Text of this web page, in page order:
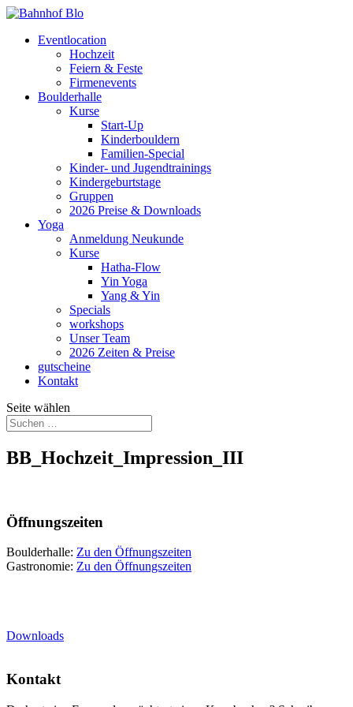
Eventlocation
Hochzeit
Feiern & Feste
Firmenevents
Boulderhalle
Kurse
Start-Up
Kinderbouldern
Familien-Special
Kinder- und Jugendtrainings
Kindergeburtstage
Gruppen
2026 Preise & Downloads
Yoga
Anmeldung Neukunde
Kurse
Hatha-Flow
Yin Yoga
Yang & Yin
Specials
workshops
Unser Team
2026 Zeiten & Preise
gutscheine
Kontakt
Seite wählen
BB_Hochzeit_Impression_III
Öffnungszeiten
Boulderhalle: Zu den Öffnungszeiten
Gastronomie: Zu den Öffnungszeiten
Downloads
Kontakt